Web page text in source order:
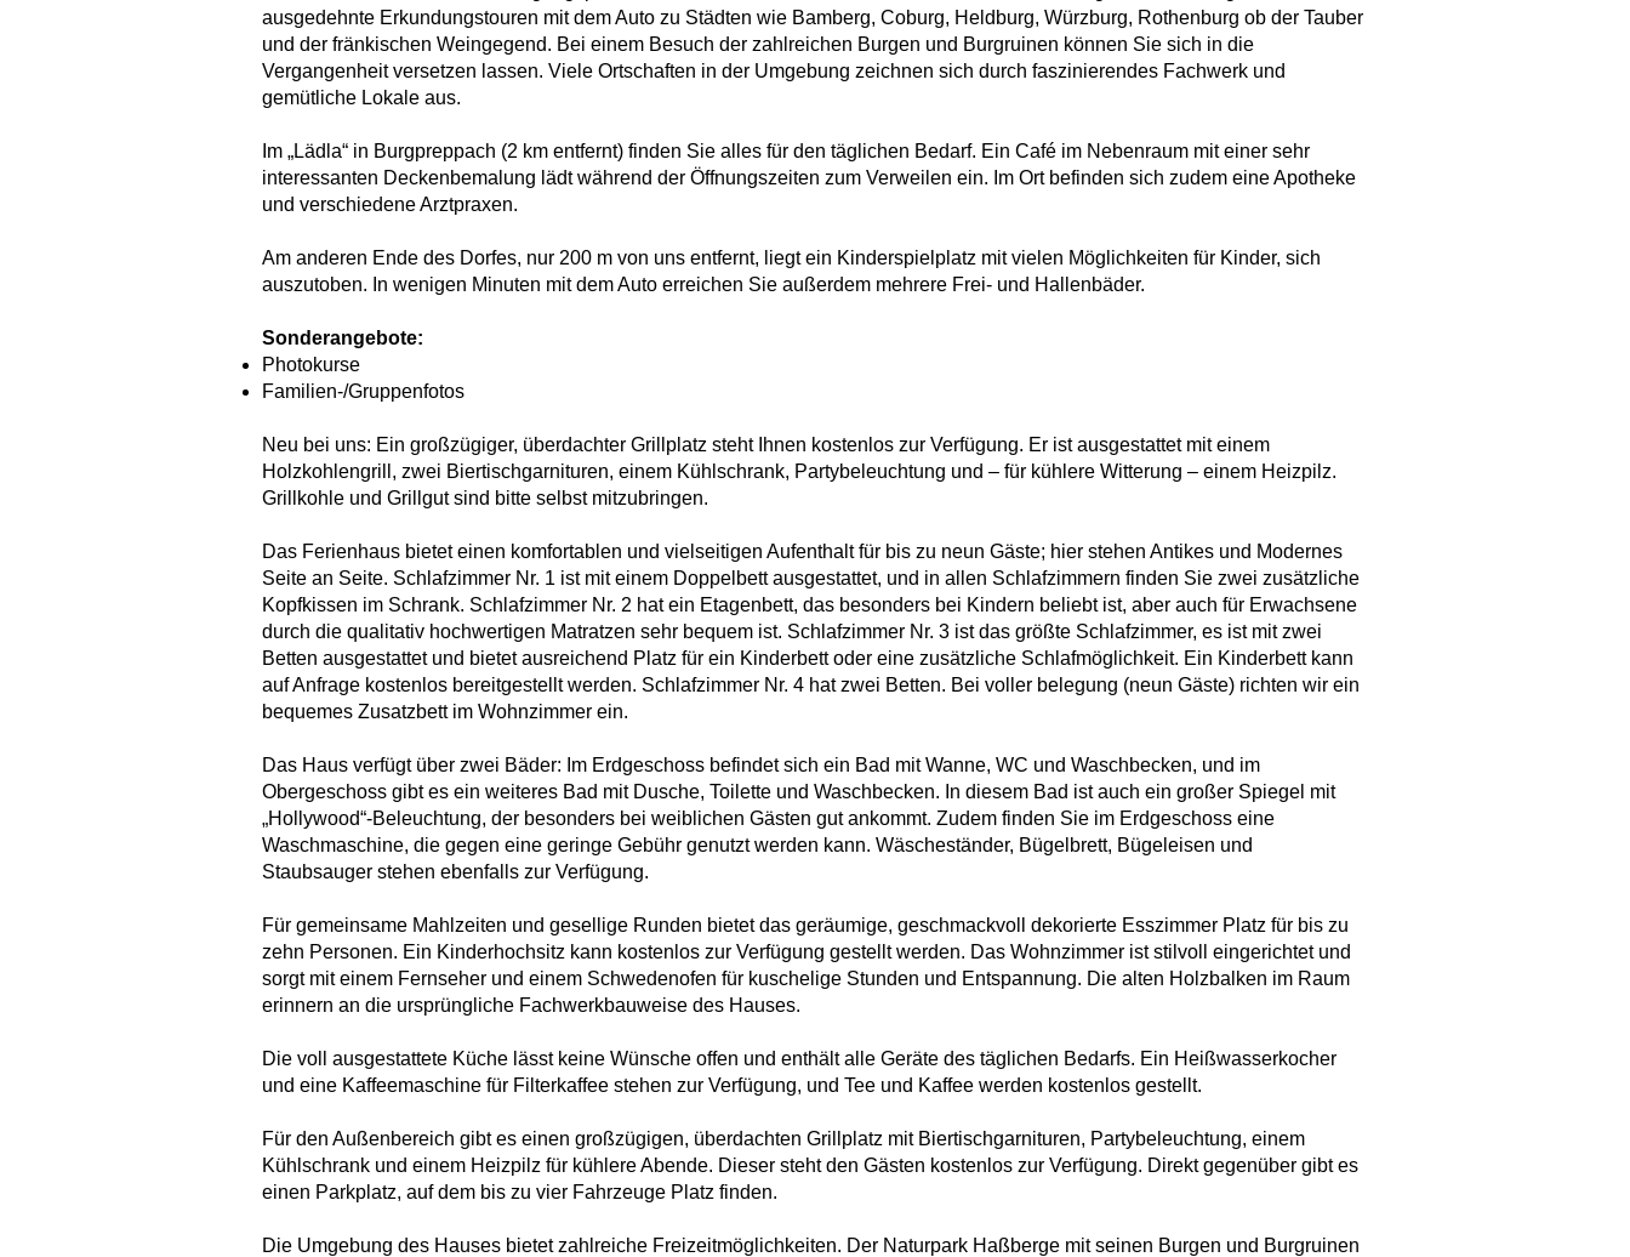
ausgedehnte Erkundungstouren mit dem Auto zu Städten wie Bamberg, Coburg, Heldburg, Würzburg, Rothenburg ob der Tauber
und der fränkischen Weingegend. Bei einem Besuch der zahlreichen Burgen und Burgruinen können Sie sich in die
Vergangenheit versetzen lassen. Viele Ortschaften in der Umgebung zeichnen sich durch faszinierendes Fachwerk und
gemütliche Lokale aus.
Im „Lädla“ in Burgpreppach (2 km entfernt) finden Sie alles für den täglichen Bedarf. Ein Café im Nebenraum mit einer sehr
interessanten Deckenbemalung lädt während der Öffnungszeiten zum Verweilen ein. Im Ort befinden sich zudem eine Apotheke
und verschiedene Arztpraxen.
Am anderen Ende des Dorfes, nur 200 m von uns entfernt, liegt ein Kinderspielplatz mit vielen Möglichkeiten für Kinder, sich
auszutoben. In wenigen Minuten mit dem Auto erreichen Sie außerdem mehrere Frei- und Hallenbäder.
Sonderangebote:
Photokurse
Familien-/Gruppenfotos
Neu bei uns: Ein großzügiger, überdachter Grillplatz steht Ihnen kostenlos zur Verfügung. Er ist ausgestattet mit einem
Holzkohlengrill, zwei Biertischgarnituren, einem Kühlschrank, Partybeleuchtung und – für kühlere Witterung – einem Heizpilz.
Grillkohle und Grillgut sind bitte selbst mitzubringen.
Das Ferienhaus bietet einen komfortablen und vielseitigen Aufenthalt für bis zu neun Gäste; hier stehen Antikes und Modernes
Seite an Seite. Schlafzimmer Nr. 1 ist mit einem Doppelbett ausgestattet, und in allen Schlafzimmern finden Sie zwei zusätzliche
Kopfkissen im Schrank. Schlafzimmer Nr. 2 hat ein Etagenbett, das besonders bei Kindern beliebt ist, aber auch für Erwachsene
durch die qualitativ hochwertigen Matratzen sehr bequem ist. Schlafzimmer Nr. 3 ist das größte Schlafzimmer, es ist mit zwei
Betten ausgestattet und bietet ausreichend Platz für ein Kinderbett oder eine zusätzliche Schlafmöglichkeit. Ein Kinderbett kann
auf Anfrage kostenlos bereitgestellt werden. Schlafzimmer Nr. 4 hat zwei Betten. Bei voller belegung (neun Gäste) richten wir ein
bequemes Zusatzbett im Wohnzimmer ein.
Das Haus verfügt über zwei Bäder: Im Erdgeschoss befindet sich ein Bad mit Wanne, WC und Waschbecken, und im
Obergeschoss gibt es ein weiteres Bad mit Dusche, Toilette und Waschbecken. In diesem Bad ist auch ein großer Spiegel mit
„Hollywood“-Beleuchtung, der besonders bei weiblichen Gästen gut ankommt. Zudem finden Sie im Erdgeschoss eine
Waschmaschine, die gegen eine geringe Gebühr genutzt werden kann. Wäscheständer, Bügelbrett, Bügeleisen und
Staubsauger stehen ebenfalls zur Verfügung.
Für gemeinsame Mahlzeiten und gesellige Runden bietet das geräumige, geschmackvoll dekorierte Esszimmer Platz für bis zu
zehn Personen. Ein Kinderhochsitz kann kostenlos zur Verfügung gestellt werden. Das Wohnzimmer ist stilvoll eingerichtet und
sorgt mit einem Fernseher und einem Schwedenofen für kuschelige Stunden und Entspannung. Die alten Holzbalken im Raum
erinnern an die ursprüngliche Fachwerkbauweise des Hauses.
Die voll ausgestattete Küche lässt keine Wünsche offen und enthält alle Geräte des täglichen Bedarfs. Ein Heißwasserkocher
und eine Kaffeemaschine für Filterkaffee stehen zur Verfügung, und Tee und Kaffee werden kostenlos gestellt.
Für den Außenbereich gibt es einen großzügigen, überdachten Grillplatz mit Biertischgarnituren, Partybeleuchtung, einem
Kühlschrank und einem Heizpilz für kühlere Abende. Dieser steht den Gästen kostenlos zur Verfügung. Direkt gegenüber gibt es
einen Parkplatz, auf dem bis zu vier Fahrzeuge Platz finden.
Die Umgebung des Hauses bietet zahlreiche Freizeitmöglichkeiten. Der Naturpark Haßberge mit seinen Burgen und Burgruinen